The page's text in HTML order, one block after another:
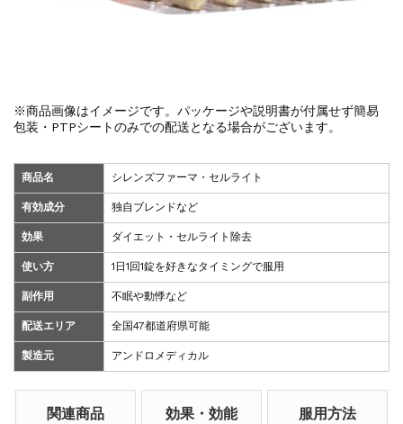
※商品画像はイメージです。パッケージや説明書が付属せず簡易
包装・PTPシートのみでの配送となる場合がございます。
商品名 シレンズファーマ・セルライト
有効成分 独自ブレンドなど
効果 ダイエット・セルライト除去
使い方 1日1回1錠を好きなタイミングで服用
副作用 不眠や動悸など
配送エリア 全国47都道府県可能
製造元 アンドロメディカル
関連商品 効果・効能 服用方法